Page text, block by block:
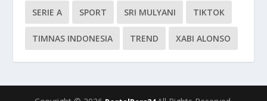
SERIE A SPORT SRI MULYANI TIKTOK
TIMNAS INDONESIA TREND XABI ALONSO